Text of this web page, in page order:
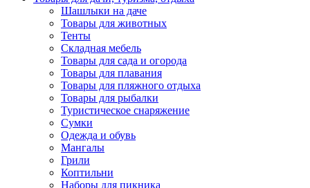
Шашлыки на даче
Товары для животных
Тенты
Складная мебель
Товары для сада и огорода
Товары для плавания
Товары для пляжного отдыха
Товары для рыбалки
Туристическое снаряжение
Сумки
Одежда и обувь
Мангалы
Грили
Коптильни
Наборы для пикника